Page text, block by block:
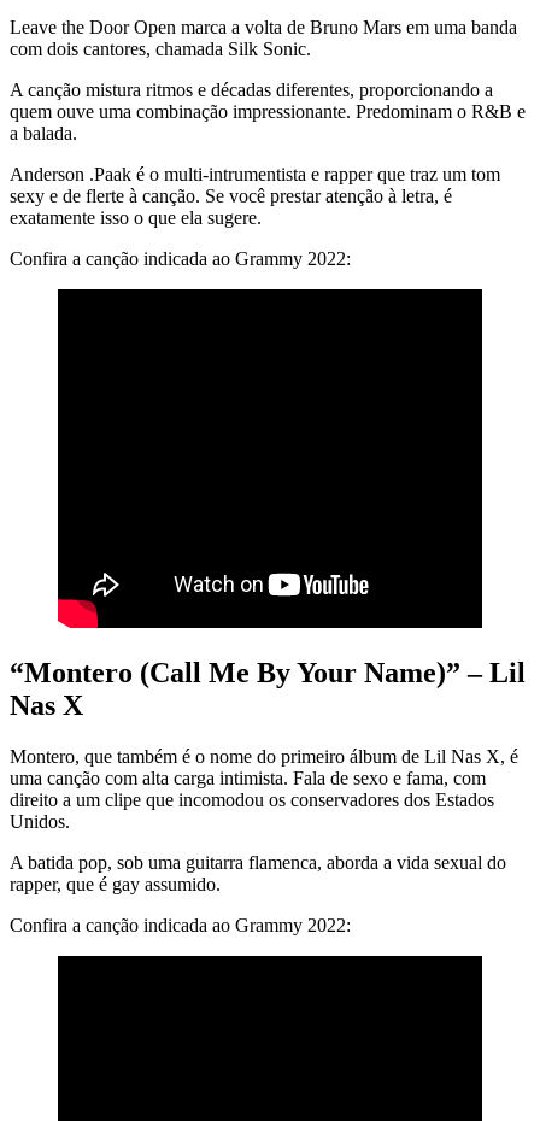
Leave the Door Open marca a volta de Bruno Mars em uma banda
com dois cantores, chamada Silk Sonic.
A canção mistura ritmos e décadas diferentes, proporcionando a
quem ouve uma combinação impressionante. Predominam o R&B e
a balada.
Anderson .Paak é o multi-intrumentista e rapper que traz um tom
sexy e de flerte à canção. Se você prestar atenção à letra, é
exatamente isso o que ela sugere.
Confira a canção indicada ao Grammy 2022:
“Montero (Call Me By Your Name)” – Lil
Nas X
Montero, que também é o nome do primeiro álbum de Lil Nas X, é
uma canção com alta carga intimista. Fala de sexo e fama, com
direito a um clipe que incomodou os conservadores dos Estados
Unidos.
A batida pop, sob uma guitarra flamenca, aborda a vida sexual do
rapper, que é gay assumido.
Confira a canção indicada ao Grammy 2022: